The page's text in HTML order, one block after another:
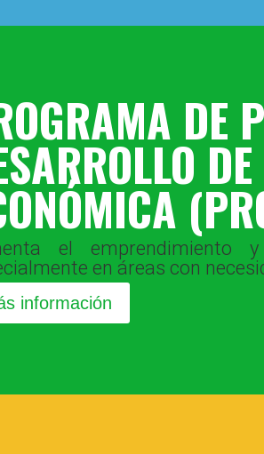
DE
el emprendimiento
en áreas con
información